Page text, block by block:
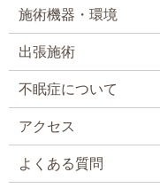
施術機器・環境
出張施術
不眠症について
アクセス
よくある質問